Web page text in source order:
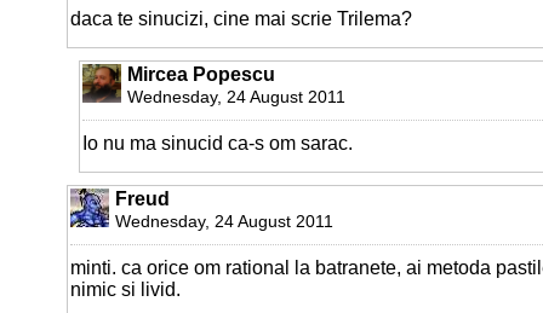
daca te sinucizi, cine mai scrie Trilema?
Mircea Popescu
Wednesday, 24 August 2011
Io nu ma sinucid ca-s om sarac.
Freud
Wednesday, 24 August 2011
minti. ca orice om rational la batranete, ai metoda
nimic si livid.